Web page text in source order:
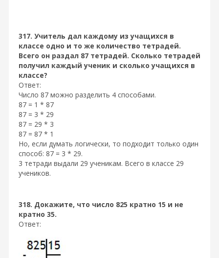
317. Учитель дал каждому из учащихся в
классе одно и то же количество тетрадей.
Всего он раздал 87 тетрадей. Сколько тетрадей
получил каждый ученик и сколько учащихся в
классе?
Ответ:
Число 87 можно разделить 4 способами.
87 = 1 * 87
87 = 3 * 29
87 = 29 * 3
87 = 87 * 1
Но, если думать логически, то подходит только один
способ: 87 = 3 * 29.
3 тетради выдали 29 ученикам. Всего в классе 29
учеников.
318. Докажите, что число 825 кратно 15 и не
кратно 35.
Ответ: